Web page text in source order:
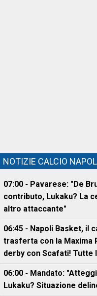
NOTIZIE CALCIO
07:00 - Pavarese: "De
contributo, Lukaku? La
altro attaccante"
06:45 - Napoli Basket, il
trasferta con la Maxima
derby con Scafati! Tutte
06:00 - Mandato:
Lukaku? Situazione